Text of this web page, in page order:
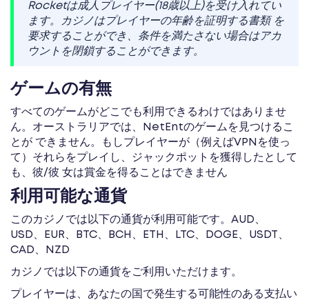
Rocketは成人プレイヤー(18歳以上)を受け入れてい
ます。カジノはプレイヤーの年齢を証明する書類 を
要求することができ、条件を満たさない場合はアカ
ウントを閉鎖することができます。
ゲームの有無
すべてのゲームがどこでも利用できるわけではありませ
ん。オーストラリアでは、NetEntのゲームを見つけるこ
とが できません。もしプレイヤーが（例えばVPNを使っ
て）それらをプレイし、ジャックポットを獲得したとして
も、彼/彼 女は賞金を得ることはできません
利用可能な通貨
このカジノでは以下の通貨が利用可能です。AUD、
USD、EUR、BTC、BCH、ETH、LTC、DOGE、USDT、
CAD、NZD
カジノでは以下の通貨をご利用いただけます。
プレイヤーは、あなたの国で発生する可能性のある支払い